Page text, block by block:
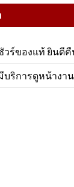
วร์ของแท้ ยินดีคื
บริการดูหน้างา